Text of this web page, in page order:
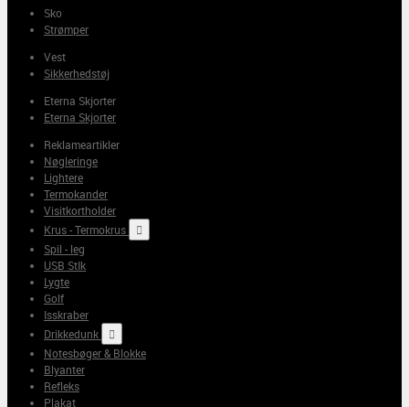
Sko
Strømper
Vest
Sikkerhedstøj
Eterna Skjorter
Eterna Skjorter
Reklameartikler
Nøgleringe
Lightere
Termokander
Visitkortholder
Krus - Termokrus

Spil - leg
USB StIk
Lygte
Golf
Isskraber
Drikkedunk

Notesbøger & Blokke
Blyanter
Refleks
Plakat